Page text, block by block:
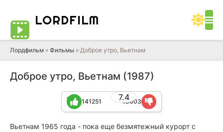
LORDFILM
Лордфильм » Фильмы » Доброе утро, Вьетнам
Доброе утро, Вьетнам (1987)
7.4
141251 48603
Вьетнам 1965 года - пока еще безмятежный курорт с